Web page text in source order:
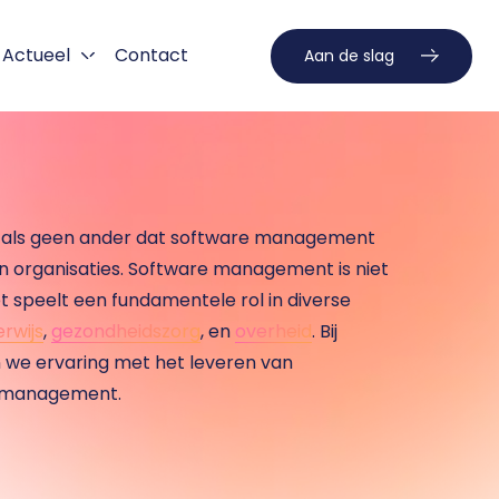
Actueel Contact Aan de slag
geen ander dat software management
organisaties. Software management is niet
een fundamentele rol in diverse
, gezondheidszorg, en overheid. Bij
ervaring met het leveren van